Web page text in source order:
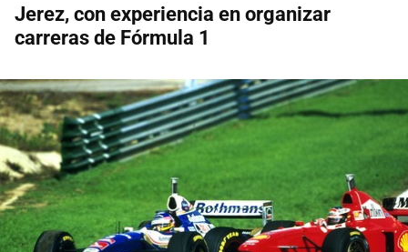
Jerez, con experiencia en organizar
carreras de Fórmula 1